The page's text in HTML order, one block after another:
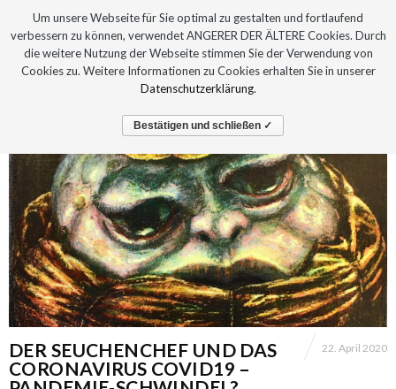
DER SEUCHENCHEF UND DAS
CORONAVIRUS COVID19 –
22. April 2020
Um unsere Webseite für Sie optimal zu gestalten und fortlaufend
verbessern zu können, verwendet ANGERER DER ÄLTERE Cookies. Durch
die weitere Nutzung der Webseite stimmen Sie der Verwendung von
Cookies zu. Weitere Informationen zu Cookies erhalten Sie in unserer
Datenschutzerklärung.
Bestätigen und schließen ✓